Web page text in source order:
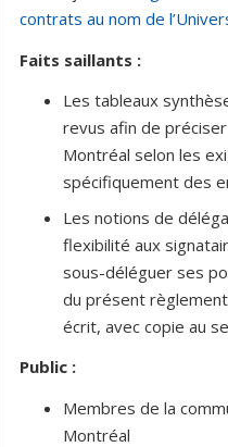
contrats au nom de
Faits saillants :
Les tableaux
revus afin de
Montréal selon les
spécifiquement des
Les notions de
flexibilité aux
sous-déléguer ses
du présent
écrit, avec copie au
Public :
Membres de la
Montréal